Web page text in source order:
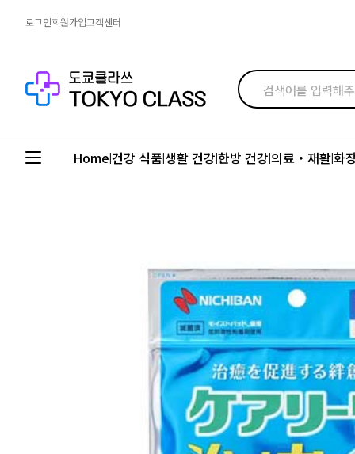
로그인회원가입고객센터
Home|건강 식품|생활 건강|한방 건강|의료・재활|화